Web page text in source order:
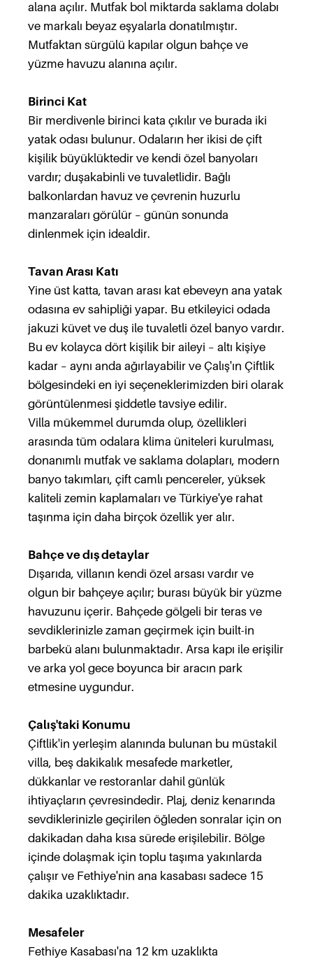
alana açılır. Mutfak bol miktarda saklama dolabı
ve markalı beyaz eşyalarla donatılmıştır.
Mutfaktan sürgülü kapılar olgun bahçe ve
yüzme havuzu alanına açılır.
Birinci Kat
Bir merdivenle birinci kata çıkılır ve burada iki
yatak odası bulunur. Odaların her ikisi de çift
kişilik büyüklüktedir ve kendi özel banyoları
vardır; duşakabinli ve tuvaletlidir. Bağlı
balkonlardan havuz ve çevrenin huzurlu
manzaraları görülür – günün sonunda
dinlenmek için idealdir.
Tavan Arası Katı
Yine üst katta, tavan arası kat ebeveyn ana yatak
odasına ev sahipliği yapar. Bu etkileyici odada
jakuzi küvet ve duş ile tuvaletli özel banyo vardır.
Bu ev kolayca dört kişilik bir aileyi – altı kişiye
kadar – aynı anda ağırlayabilir ve Çalış'ın Çiftlik
bölgesindeki en iyi seçeneklerimizden biri olarak
görüntülenmesi şiddetle tavsiye edilir.
Villa mükemmel durumda olup, özellikleri
arasında tüm odalara klima üniteleri kurulması,
donanımlı mutfak ve saklama dolapları, modern
banyo takımları, çift camlı pencereler, yüksek
kaliteli zemin kaplamaları ve Türkiye'ye rahat
taşınma için daha birçok özellik yer alır.
Bahçe ve dış detaylar
Dışarıda, villanın kendi özel arsası vardır ve
olgun bir bahçeye açılır; burası büyük bir yüzme
havuzunu içerir. Bahçede gölgeli bir teras ve
sevdiklerinizle zaman geçirmek için built-in
barbekü alanı bulunmaktadır. Arsa kapı ile erişilir
ve arka yol gece boyunca bir aracın park
etmesine uygundur.
Çalış'taki Konumu
Çiftlik'in yerleşim alanında bulunan bu müstakil
villa, beş dakikalık mesafede marketler,
dükkanlar ve restoranlar dahil günlük
ihtiyaçların çevresindedir. Plaj, deniz kenarında
sevdiklerinizle geçirilen öğleden sonralar için on
dakikadan daha kısa sürede erişilebilir. Bölge
içinde dolaşmak için toplu taşıma yakınlarda
çalışır ve Fethiye'nin ana kasabası sadece 15
dakika uzaklıktadır.
Mesafeler
Fethiye Kasabası'na 12 km uzaklıkta